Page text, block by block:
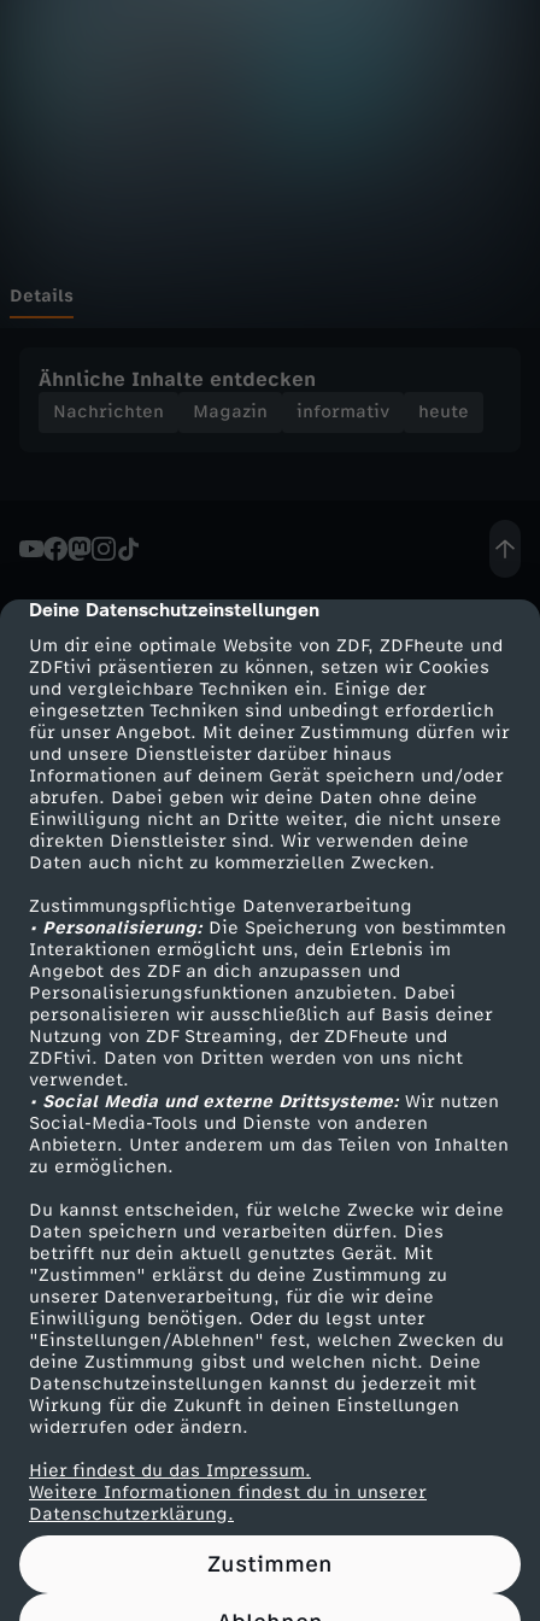
cmp-dialog-description
Deine Datenschutzeinstellungen
Um dir eine optimale Website von ZDF, ZDFheute und
ZDFtivi präsentieren zu können, setzen wir Cookies
und vergleichbare Techniken ein. Einige der
eingesetzten Techniken sind unbedingt erforderlich
für unser Angebot. Mit deiner Zustimmung dürfen wir
und unsere Dienstleister darüber hinaus
Informationen auf deinem Gerät speichern und/oder
abrufen. Dabei geben wir deine Daten ohne deine
Einwilligung nicht an Dritte weiter, die nicht unsere
direkten Dienstleister sind. Wir verwenden deine
Daten auch nicht zu kommerziellen Zwecken.
Zustimmungspflichtige Datenverarbeitung
• Personalisierung:Die Speicherung von bestimmten
Interaktionen ermöglicht uns, dein Erlebnis im
Angebot des ZDF an dich anzupassen und
Personalisierungsfunktionen anzubieten. Dabei
personalisieren wir ausschließlich auf Basis deiner
Nutzung von ZDF Streaming, der ZDFheute und
ZDFtivi. Daten von Dritten werden von uns nicht
verwendet.
• Social Media und externe Drittsysteme:Wir nutzen
Social-Media-Tools und Dienste von anderen
Anbietern. Unter anderem um das Teilen von Inhalten
zu ermöglichen.
Du kannst entscheiden, für welche Zwecke wir deine
Daten speichern und verarbeiten dürfen. Dies
betrifft nur dein aktuell genutztes Gerät. Mit
"Zustimmen" erklärst du deine Zustimmung zu
unserer Datenverarbeitung, für die wir deine
Einwilligung benötigen. Oder du legst unter
"Einstellungen/Ablehnen" fest, welchen Zwecken du
deine Zustimmung gibst und welchen nicht. Deine
Datenschutzeinstellungen kannst du jederzeit mit
Wirkung für die Zukunft in deinen Einstellungen
widerrufen oder ändern.
Hier findest du das Impressum.
Weitere Informationen findest du in unserer
Datenschutzerklärung.
Zustimmen
t
S
n
d
u
n
g
v
o
m
0
9
.
0
9
.
2
0
2
4
Details
Ähnliche Inhalte entdecken
Nachrichten Magazin informativ heute
Mehr ZDF
ZDF-Apps
Smart TV
ZDFtext
Livestreams
Sendungen A-Z
TV-Programm
Service
ZDFmitreden
Kontakt zum ZDF
Tickets
Zuschauerservice
Hilfe
ZDF Unternehmen
Karriere
ZDF goes Schule
Werbefernsehen
Mainzelmännchen
Partner